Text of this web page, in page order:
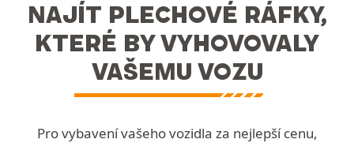
NAJÍT PLECHOVÉ RÁFKY,
KTERÉ BY VYHOVOVALY
VAŠEMU VOZU
Pro vybavení vašeho vozidla za nejlepší cenu,